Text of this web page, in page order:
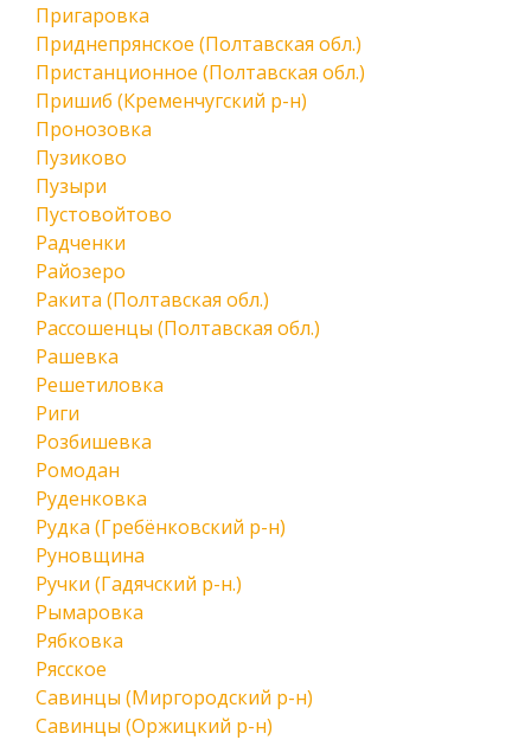
Пригаровка
Приднепрянское (Полтавская обл.)
Пристанционное (Полтавская обл.)
Пришиб (Кременчугский р-н)
Пронозовка
Пузиково
Пузыри
Пустовойтово
Радченки
Райозеро
Ракита (Полтавская обл.)
Рассошенцы (Полтавская обл.)
Рашевка
Решетиловка
Риги
Розбишевка
Ромодан
Руденковка
Рудка (Гребёнковский р-н)
Руновщина
Ручки (Гадячский р-н.)
Рымаровка
Рябковка
Рясское
Савинцы (Миргородский р-н)
Савинцы (Оржицкий р-н)